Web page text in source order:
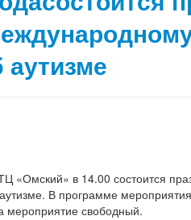
«Омский» в 14.00 состоится
В программе
мероприятие свободный.